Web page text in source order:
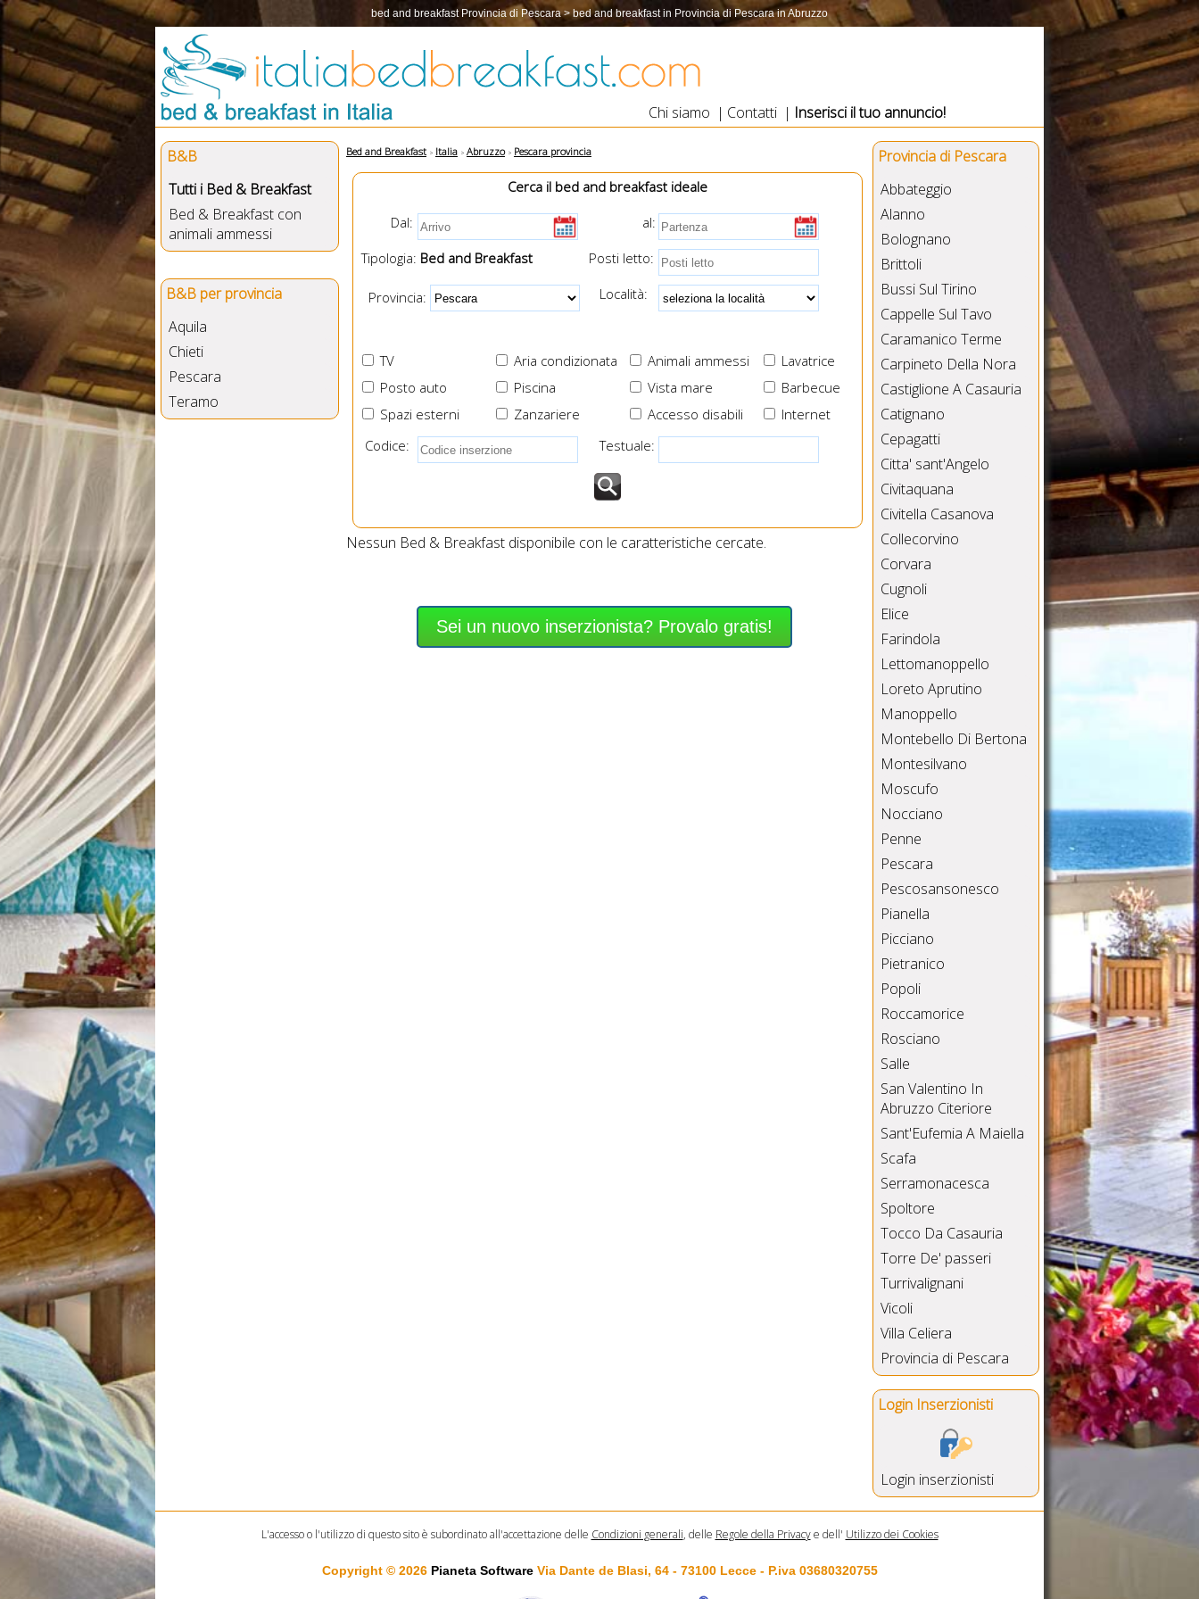
bed and breakfast Provincia di Pescara > bed and breakfast in Provincia di Pescara in Abruzzo
Chi siamo | Contatti | Inserisci il tuo annuncio!
B&B
Tutti i Bed & Breakfast
Bed & Breakfast con
animali ammessi
B&B per provincia
Aquila
Chieti
Pescara
Teramo
Bed and Breakfast Italia Abruzzo Pescara provincia
Cerca il bed and breakfast ideale
Dal:
al:
Tipologia: Bed and Breakfast Posti letto:
Provincia: Località:
TV Aria condizionata Animali ammessi
Lavatrice
Posto auto
Piscina Vista mare
Barbecue
Spazi esterni
Zanzariere Internet
Accesso disabili
Codice:
Testuale:
Nessun Bed & Breakfast disponibile con le caratteristiche cercate.
Sei un nuovo inserzionista? Provalo gratis!
Provincia di Pescara
Abbateggio
Alanno
Bolognano
Brittoli
Bussi Sul Tirino
Cappelle Sul Tavo
Caramanico Terme
Carpineto Della Nora
Castiglione A Casauria
Catignano
Cepagatti
Citta' sant'Angelo
Civitaquana
Civitella Casanova
Collecorvino
Corvara
Cugnoli
Elice
Farindola
Lettomanoppello
Loreto Aprutino
Manoppello
Montebello Di Bertona
Montesilvano
Moscufo
Nocciano
Penne
Pescara
Pescosansonesco
Pianella
Picciano
Pietranico
Popoli
Roccamorice
Rosciano
Salle
San Valentino In
Abruzzo Citeriore
Sant'Eufemia A Maiella
Scafa
Serramonacesca
Spoltore
Tocco Da Casauria
Torre De' passeri
Turrivalignani
Vicoli
Villa Celiera
Provincia di Pescara
Login Inserzionisti
Login inserzionisti
L'accesso o l'utilizzo di questo sito è subordinato all'accettazione delle Condizioni generali, delle Regole della Privacye dell' Utilizzo dei Cookies
Copyright © 2026 Pianeta SoftwareVia Dante de Blasi, 64 - 73100 Lecce - P.iva 03680320755